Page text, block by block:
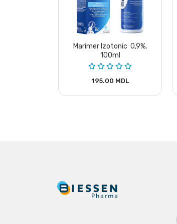
Marimer Izotonic 0,9%,
100ml
195.00 MDL